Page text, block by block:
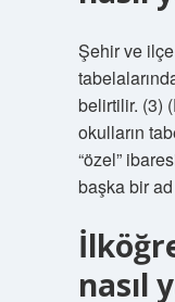
Şehir ve ilçe
belirtilir. (3)
okulların
“özel”
başka bir
nasıl